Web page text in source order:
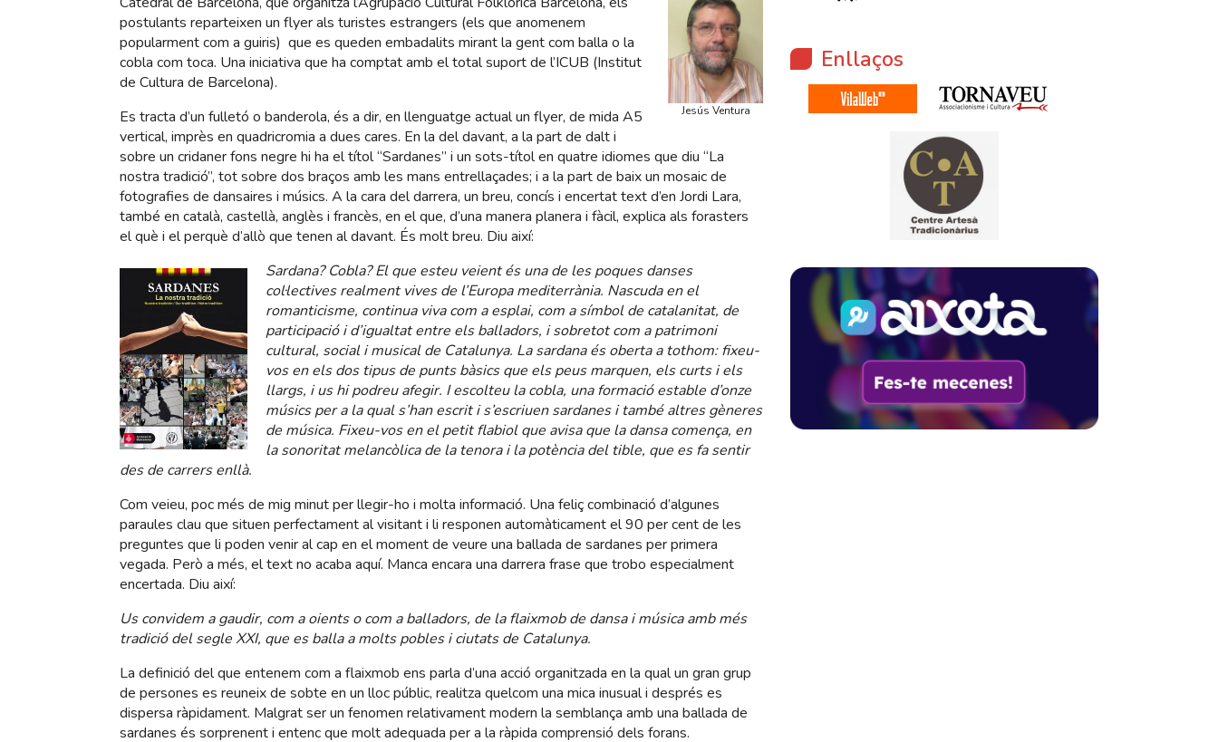
Jesús Ventura
postulants reparteixen un flyer als turistes estrangers (els que anomenem
popularment com a guiris) que es queden embadalits mirant la gent com balla o la
cobla com toca. Una iniciativa que ha comptat amb el total suport de l’ICUB (Institut
de Cultura de Barcelona).
Es tracta d’un fulletó o banderola, és a dir, en llenguatge actual un flyer, de mida A5
vertical, imprès en quadricromia a dues cares. En la del davant, a la part de dalt i
sobre un cridaner fons negre hi ha el títol “Sardanes” i un sots-títol en quatre idiomes que diu “La
nostra tradició”, tot sobre dos braços amb les mans entrellaçades; i a la part de baix un mosaic de
fotografies de dansaires i músics. A la cara del darrera, un breu, concís i encertat text d’en Jordi Lara,
també en català, castellà, anglès i francès, en el que, d’una manera planera i fàcil, explica als forasters
el què i el perquè d’allò que tenen al davant. És molt breu. Diu així:
Sardana? Cobla? El que esteu veient és una de les poques danses
col·lectives realment vives de l’Europa mediterrània. Nascuda en el
romanticisme, continua viva com a esplai, com a símbol de catalanitat, de
participació i d’igualtat entre els balladors, i sobretot com a patrimoni
cultural, social i musical de Catalunya. La sardana és oberta a tothom: fixeu-
vos en els dos tipus de punts bàsics que els peus marquen, els curts i els
llargs, i us hi podreu afegir. I escolteu la cobla, una formació estable d’onze
músics per a la qual s’han escrit i s’escriuen sardanes i també altres gèneres
de música. Fixeu-vos en el petit flabiol que avisa que la dansa comença, en
la sonoritat melancòlica de la tenora i la potència del tible, que es fa sentir
des de carrers enllà.
Com veieu, poc més de mig minut per llegir-ho i molta informació. Una feliç combinació d’algunes
paraules clau que situen perfectament al visitant i li responen automàticament el 90 per cent de les
preguntes que li poden venir al cap en el moment de veure una ballada de sardanes per primera
vegada. Però a més, el text no acaba aquí. Manca encara una darrera frase que trobo especialment
encertada. Diu així:
Us convidem a gaudir, com a oients o com a balladors, de la flaixmob de dansa i música amb més
tradició del segle XXI, que es balla a molts pobles i ciutats de Catalunya.
La definició del que entenem com a flaixmob ens parla d’una acció organitzada en la qual un gran grup
de persones es reuneix de sobte en un lloc públic, realitza quelcom una mica inusual i després es
dispersa ràpidament. Malgrat ser un fenomen relativament modern la semblança amb una ballada de
sardanes és sorprenent i entenc que molt adequada per a la ràpida comprensió dels forans.
Enllaços